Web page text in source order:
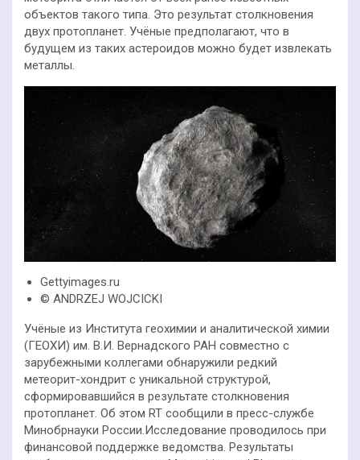
объектов такого типа. Это результат столкновения
двух протопланет. Учёные предполагают, что в
будущем из таких астероидов можно будет извлекать
металлы.
Gettyimages.ru
© ANDRZEJ WOJCICKI
Учёные из Института геохимии и аналитической химии
(ГЕОХИ) им. В.И. Вернадского РАН совместно с
зарубежными коллегами обнаружили редкий
метеорит-хондрит с уникальной структурой,
сформировавшийся в результате столкновения
протопланет. Об этом RT сообщили в пресс-службе
Минобрнауки России.Исследование проводилось при
финансовой поддержке ведомства. Результаты